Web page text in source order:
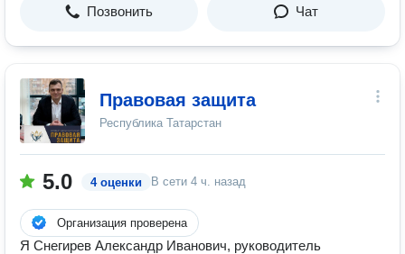
Позвонить Чат
Правовая защита
Республика Татарстан
5.0 4 оценки В сети 4 ч. назад
Организация проверена
Я Снегирев Александр Иванович, руководитель